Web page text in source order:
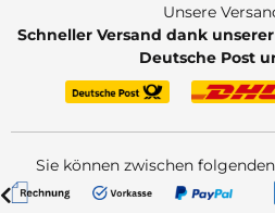
Unsere
Schneller Versand dank
Deutsche Post
Sie können zwischen